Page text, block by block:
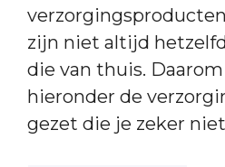
zijn niet altijd
die van thuis.
hieronder de
gezet die je zeker